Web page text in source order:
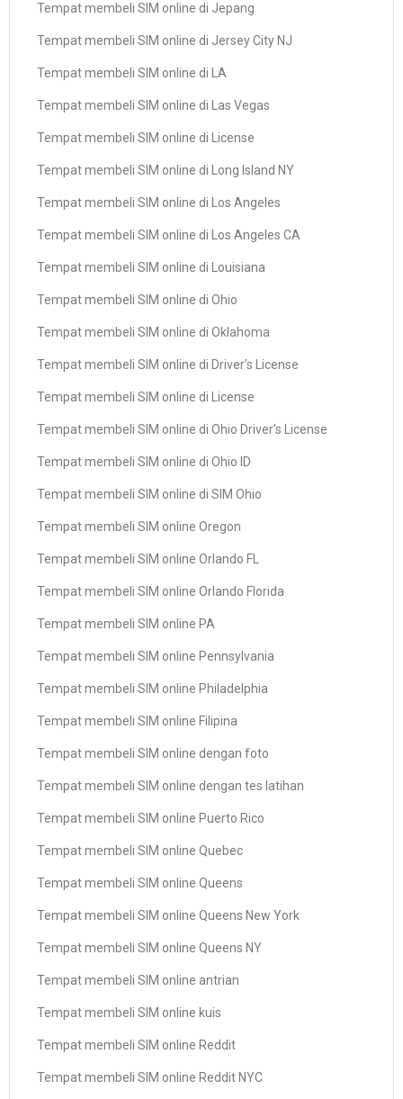
Tempat membeli SIM online di Jepang
Tempat membeli SIM online di Jersey City NJ
Tempat membeli SIM online di LA
Tempat membeli SIM online di Las Vegas
Tempat membeli SIM online di License
Tempat membeli SIM online di Long Island NY
Tempat membeli SIM online di Los Angeles
Tempat membeli SIM online di Los Angeles CA
Tempat membeli SIM online di Louisiana
Tempat membeli SIM online di Ohio
Tempat membeli SIM online di Oklahoma
Tempat membeli SIM online di Driver’s License
Tempat membeli SIM online di License
Tempat membeli SIM online di Ohio Driver’s License
Tempat membeli SIM online di Ohio ID
Tempat membeli SIM online di SIM Ohio
Tempat membeli SIM online Oregon
Tempat membeli SIM online Orlando FL
Tempat membeli SIM online Orlando Florida
Tempat membeli SIM online PA
Tempat membeli SIM online Pennsylvania
Tempat membeli SIM online Philadelphia
Tempat membeli SIM online Filipina
Tempat membeli SIM online dengan foto
Tempat membeli SIM online dengan tes latihan
Tempat membeli SIM online Puerto Rico
Tempat membeli SIM online Quebec
Tempat membeli SIM online Queens
Tempat membeli SIM online Queens New York
Tempat membeli SIM online Queens NY
Tempat membeli SIM online antrian
Tempat membeli SIM online kuis
Tempat membeli SIM online Reddit
Tempat membeli SIM online Reddit NYC